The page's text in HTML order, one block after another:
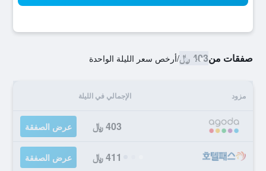
صفقات من403 ﷼ /أرخص سعر الليلة الواحدة
مزود الإجمالي في الليلة
403 ﷼ عرض الصفقة
411 ﷼ عرض الصفقة